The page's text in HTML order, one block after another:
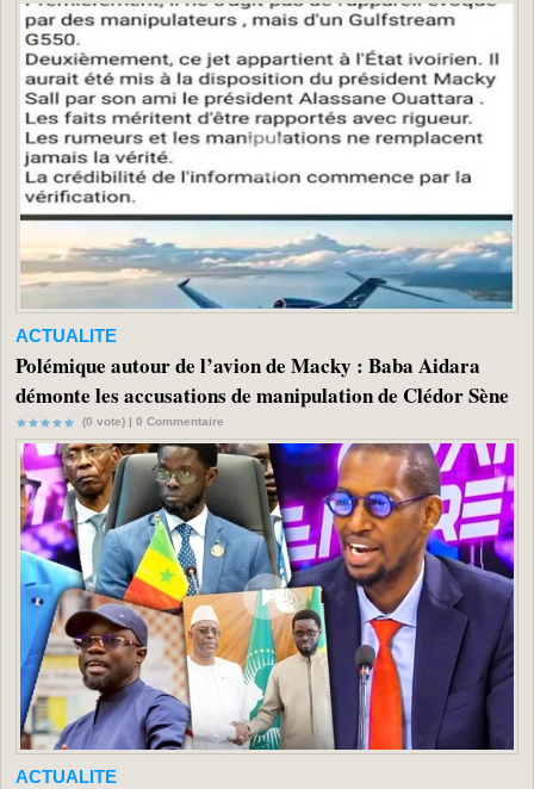
ACTUALITE
Polémique autour de l’avion de Macky : Baba Aidara
démonte les accusations de manipulation de Clédor Sène
(0 vote) | 0 Commentaire
ACTUALITE